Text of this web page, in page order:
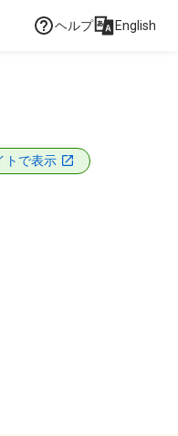
ヘルプ English
トで表示